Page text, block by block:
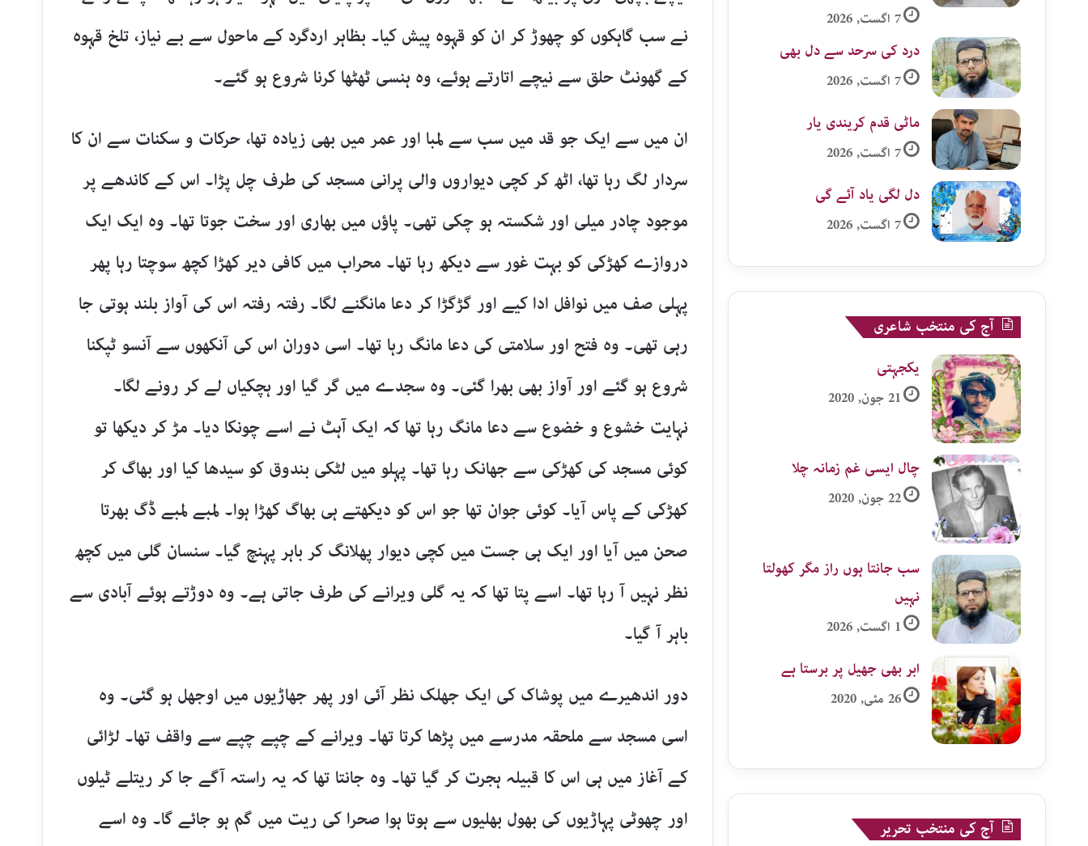
نے سب گاہکوں کو چھوڑ کر ان کو قہوہ پیش کیا۔ بظاہر اردگرد کے ماحول سے بے نیاز، تلخ قہوہ
کے گھونٹ حلق سے نیچے اتارتے ہوئے، وہ ہنسی ٹھٹھا کرنا شروع ہو گئے۔
ان میں سے ایک جو قد میں سب سے لمبا اور عمر میں بھی زیادہ تھا، حرکات و سکنات سے ان کا
سردار لگ رہا تھا، اٹھ کر کچی دیواروں والی پرانی مسجد کی طرف چل پڑا۔ اس کے کاندھے پر
موجود چادر میلی اور شکستہ ہو چکی تھی۔ پاؤں میں بھاری اور سخت جوتا تھا۔ وہ ایک ایک
دروازے کھڑکی کو بہت غور سے دیکھ رہا تھا۔ محراب میں کافی دیر کھڑا کچھ سوچتا رہا پھر
پہلی صف میں نوافل ادا کیے اور گڑگڑا کر دعا مانگنے لگا۔ رفتہ رفتہ اس کی آواز بلند ہوتی جا
رہی تھی۔ وہ فتح اور سلامتی کی دعا مانگ رہا تھا۔ اسی دوران اس کی آنکھوں سے آنسو ٹپکنا
شروع ہو گئے اور آواز بھی بھرا گئی۔ وہ سجدے میں گر گیا اور ہچکیاں لے کر رونے لگا۔
نہایت خشوع و خضوع سے دعا مانگ رہا تھا کہ ایک آہٹ نے اسے چونکا دیا۔ مڑ کر دیکھا تو
کوئی مسجد کی کھڑکی سے جھانک رہا تھا۔ پہلو میں لٹکی بندوق کو سیدھا کیا اور بھاگ کر
کھڑکی کے پاس آیا۔ کوئی جوان تھا جو اس کو دیکھتے ہی بھاگ کھڑا ہوا۔ لمبے لمبے ڈگ بھرتا
صحن میں آیا اور ایک ہی جست میں کچی دیوار پھلانگ کر باہر پہنچ گیا۔ سنسان گلی میں کچھ
نظر نہیں آ رہا تھا۔ اسے پتا تھا کہ یہ گلی ویرانے کی طرف جاتی ہے۔ وہ دوڑتے ہوئے آبادی سے
باہر آ گیا۔
دور اندھیرے میں پوشاک کی ایک جھلک نظر آئی اور پھر جھاڑیوں میں اوجھل ہو گئی۔ وہ
اسی مسجد سے ملحقہ مدرسے میں پڑھا کرتا تھا۔ ویرانے کے چپے چپے سے واقف تھا۔ لڑائی
کے آغاز میں ہی اس کا قبیلہ ہجرت کر گیا تھا۔ وہ جانتا تھا کہ یہ راستہ آگے جا کر ریتلے ٹیلوں
اور چھوٹی پہاڑیوں کی بھول بھلیوں سے ہوتا ہوا صحرا کی ریت میں گم ہو جائے گا۔ وہ اسے
7 اگست, 2026
درد کی سرحد سے دل بھی
7 اگست, 2026
ماٹی قدم کریندی یار
7 اگست, 2026
دل لگی یاد آئے گی
7 اگست, 2026
آج کی منتخب شاعری
یکجہتی
21 جون, 2020
چال ایسی غم زمانہ چلا
22 جون, 2020
سب جانتا ہوں راز مگر کھولتا
نہیں
1 اگست, 2026
ابر بھی جھیل پر برستا ہے
26 مئی, 2020
آج کی منتخب تحریر